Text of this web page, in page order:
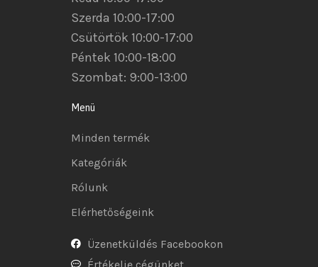
Szerda 10:00-17:00
Csütörtök 10:00-17:00
Péntek 10:00-18:00
Szombat: 9:00-13:00
Menü
Minden termék
Kategóriák
Rólunk
Elérhetőségeink
Üzenetküldés Facebookon
Értékelje cégünket